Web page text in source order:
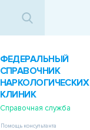
ФЕДЕРАЛЬНЫЙ
СПРАВОЧНИК
НАРКОЛОГИЧЕСКИХ
КЛИНИК
Справочная служба
Помощь консультанта